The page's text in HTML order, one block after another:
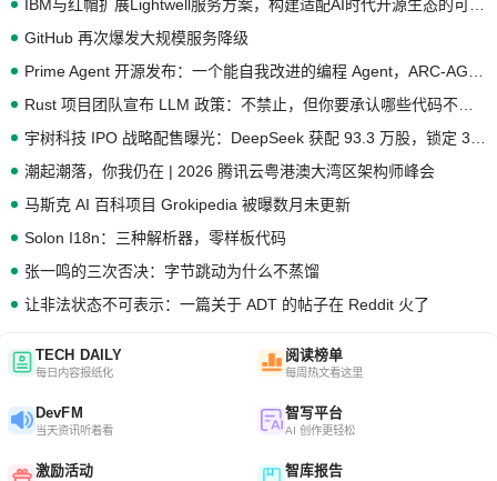
GitHub 再次爆发大规模服务降级
潮起潮落，你我仍在 | 2026 腾讯云粤港澳大湾区架构师峰会
马斯克 AI 百科项目 Grokipedia 被曝数月未更新
Solon I18n：三种解析器，零样板代码
张一鸣的三次否决：字节跳动为什么不蒸馏
让非法状态不可表示：一篇关于 ADT 的帖子在 Reddit 火了
TECH DAILY
每日内容报纸化
阅读榜单
每周热文看这里
DevFM
当天资讯听着看
智写平台
AI 创作更轻松
激励活动 智库报告